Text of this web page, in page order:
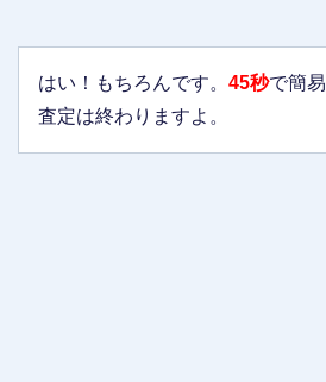
はい！もちろんです。 45秒で簡易
査定は終わりますよ。